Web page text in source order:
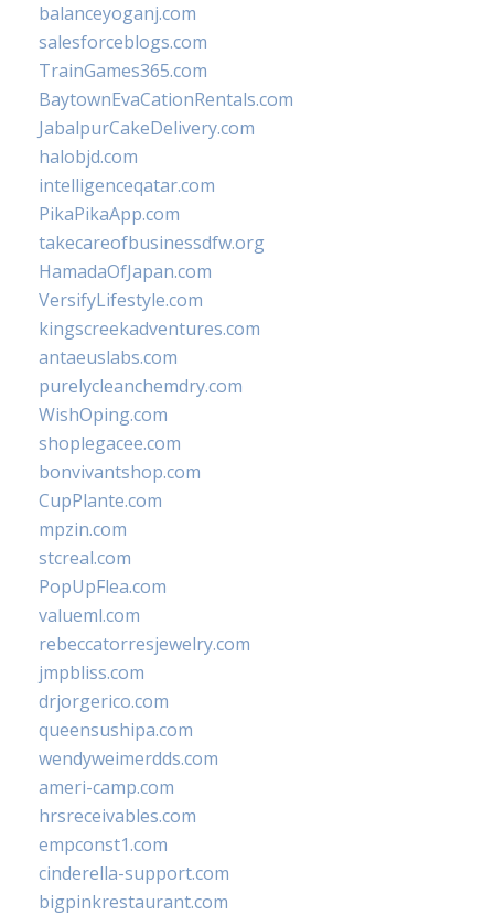
balanceyoganj.com
salesforceblogs.com
TrainGames365.com
BaytownEvaCationRentals.com
JabalpurCakeDelivery.com
halobjd.com
intelligenceqatar.com
PikaPikaApp.com
takecareofbusinessdfw.org
HamadaOfJapan.com
VersifyLifestyle.com
kingscreekadventures.com
antaeuslabs.com
purelycleanchemdry.com
WishOping.com
shoplegacee.com
bonvivantshop.com
CupPlante.com
mpzin.com
stcreal.com
PopUpFlea.com
valueml.com
rebeccatorresjewelry.com
jmpbliss.com
drjorgerico.com
queensushipa.com
wendyweimerdds.com
ameri-camp.com
hrsreceivables.com
empconst1.com
cinderella-support.com
bigpinkrestaurant.com